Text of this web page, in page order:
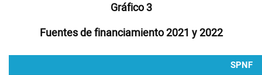
Gráfico 3
Fuentes de financiamiento 2021 y 2022